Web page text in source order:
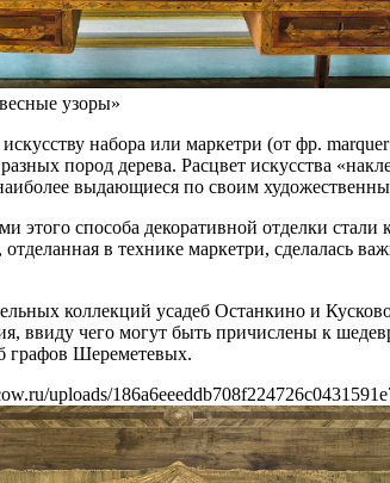
узоры»
набора или маркетри (от фр.
пород дерева. Расцвет искусства
выдающиеся по своим
этого способа декоративной отделки
в технике маркетри, сделалась
коллекций усадеб Останкино и
ввиду чего могут быть причислены к
графов Шереметевых.
uploads/